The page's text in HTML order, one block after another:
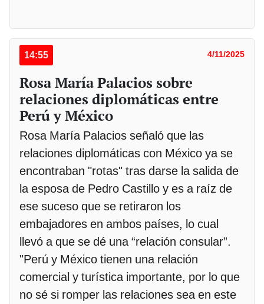
14:55 4/11/2025
Rosa María Palacios sobre
relaciones diplomáticas entre
Perú y México
Rosa María Palacios señaló que las
relaciones diplomáticas con México ya se
encontraban "rotas" tras darse la salida de
la esposa de Pedro Castillo y es a raíz de
ese suceso que se retiraron los
embajadores en ambos países, lo cual
llevó a que se dé una “relación consular”.
"Perú y México tienen una relación
comercial y turística importante, por lo que
no sé si romper las relaciones sea en este